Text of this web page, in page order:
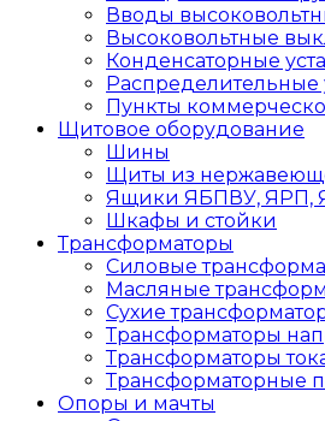
Вводы
Высоковольтные
Конденсаторные
Распределительные
Пункты
Щитовое оборудование
Шины
Щиты из
Ящики ЯБПВУ, ЯРП,
Шкафы и стойки
Трансформаторы
Силовые
Масляные
Сухие
Трансформаторы
Трансформаторы
Трансформаторные
Опоры и мачты